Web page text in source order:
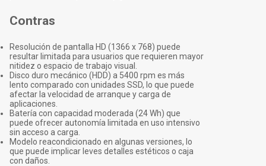
Contras
Resolución de pantalla HD (1366 x 768) puede
resultar limitada para usuarios que requieren mayor
nitidez o espacio de trabajo visual.
Disco duro mecánico (HDD) a 5400 rpm es más
lento comparado con unidades SSD, lo que puede
afectar la velocidad de arranque y carga de
aplicaciones.
Batería con capacidad moderada (24 Wh) que
puede ofrecer autonomía limitada en uso intensivo
sin acceso a carga.
Modelo reacondicionado en algunas versiones, lo
que puede implicar leves detalles estéticos o caja
con daños.